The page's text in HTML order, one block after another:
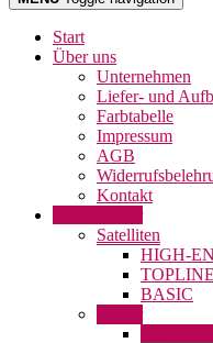
Start
Über uns
Unternehmen
Liefer- und
Farbtabelle
Impressum
AGB
Kontakt
Satelliten
HIGH-
TOPLINE
BASIC